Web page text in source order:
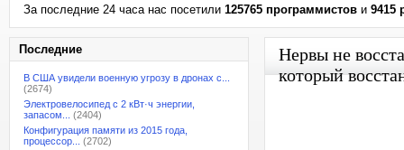
За последние 24 часа нас посетили 125765 программистов и 9415
Последние
В США увидели военную угрозу в дронах с...
(2674)
Электровелосипед с 2 кВт·ч энергии,
запасом...
(2404)
Конфигурация памяти из 2015 года,
процессор...
(2702)
Нервы не
который